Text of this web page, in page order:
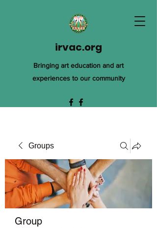
irvac.org
Bringing art education and art
experiences to our community
Groups
Group